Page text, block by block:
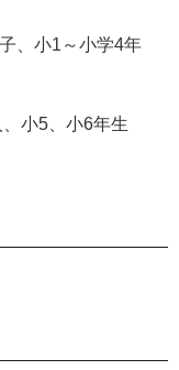
小1～小学4年
小5、小6年生